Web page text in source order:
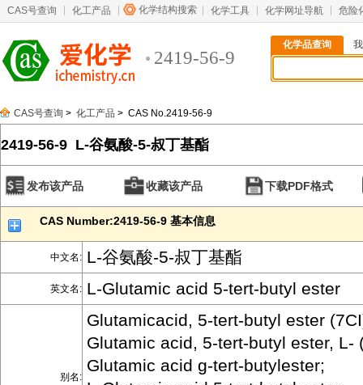
CAS号查询 化工产品 化学结构搜索 化学工具 化学网址导航 危险
2419-56-9
化学品查询
CAS号查询 > 化工产品 > CAS No.2419-56-9
2419-56-9 L-谷氨酸-5-叔丁基酯
发布该产品 收藏该产品 下载PDF格式
CAS Number:2419-56-9 基本信息
中文名: L-谷氨酸-5-叔丁基酯
英文名: L-Glutamic acid 5-tert-butyl ester
别名:
Glutamicacid, 5-tert-butyl ester
Glutamic acid, 5-tert-butyl ester, L-
Glutamic acid g-tert-butylester;